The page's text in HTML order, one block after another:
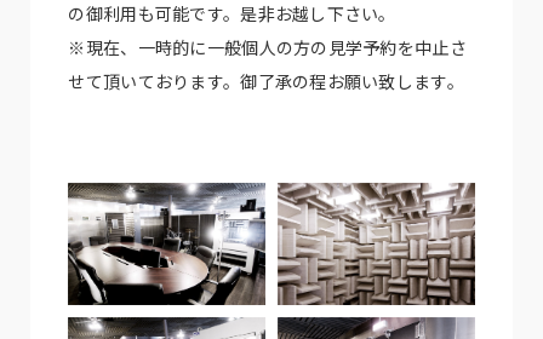
の御利用も可能です。是非お越し下さい。
※現在、一時的に一般個人の方の見学予約を中止さ
せて頂いております。御了承の程お願い致します。